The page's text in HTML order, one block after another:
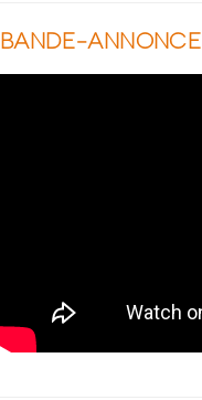
BANDE-ANNONCE